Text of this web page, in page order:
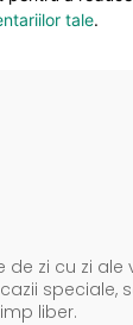
tale.
zi cu zi ale
speciale,
liber.